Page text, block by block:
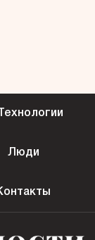
Технологии
Люди